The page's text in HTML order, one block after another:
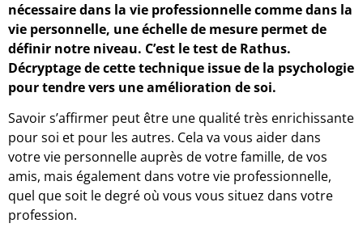
nécessaire dans la vie professionnelle comme dans la
vie personnelle, une échelle de mesure permet de
définir notre niveau. C’est le test de Rathus.
Décryptage de cette technique issue de la psychologie
pour tendre vers une amélioration de soi.
Savoir s’affirmer peut être une qualité très enrichissante
pour soi et pour les autres. Cela va vous aider dans
votre vie personnelle auprès de votre famille, de vos
amis, mais également dans votre vie professionnelle,
quel que soit le degré où vous vous situez dans votre
profession.